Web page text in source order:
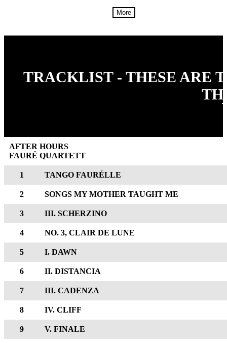
More
TRACKLIST - THESE ARE
AFTER HOURS
FAURÉ QUARTETT
1 TANGO FAURÉLLE
2 SONGS MY MOTHER TAUGHT ME
3 III. SCHERZINO
4 NO. 3, CLAIR DE LUNE
5 I. DAWN
6 II. DISTANCIA
7 III. CADENZA
8 IV. CLIFF
9 V. FINALE